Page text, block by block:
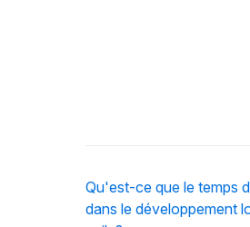
Qu'est-ce que le temps
dans le développement